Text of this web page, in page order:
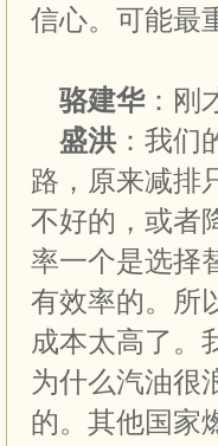
信心。可能最
骆建华：刚
盛洪 ：我
路，原来减排
不好的，或者
率一个是选择
有效率的。所
成本太高了。
为什么汽油很
的。其他国家